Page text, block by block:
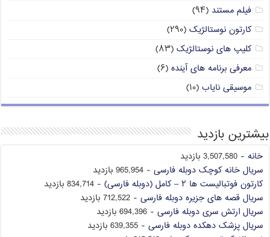
فیلم مستند (۹۴)
کارتون نوستالژیک (۲۹۰)
کلیپ های نوستالژیک (۸۳)
معرفی برنامه های آینده (۶)
موسیقی نایاب (۱۰)
بیشترین بازدید
خانه - 3,507,580 بازدید
سریال خانه کوچک دوبله فارسی - 965,954 بازدید
کارتون فوتبالیست ها ۲ – کامل (دوبله فارسی)
- 834,714 بازدید
سریال قصه های جزیره دوبله فارسی - 712,522 بازدید
سریال ارتش سری دوبله فارسی - 694,396 بازدید
سریال پزشک دهکده دوبله فارسی - 639,355 بازدید